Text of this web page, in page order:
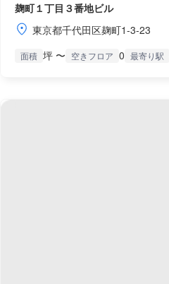
麹町１丁目３番地ビル
東京都千代田区麹町1-3-23
面積 坪 〜 空きフロア 0 最寄り駅